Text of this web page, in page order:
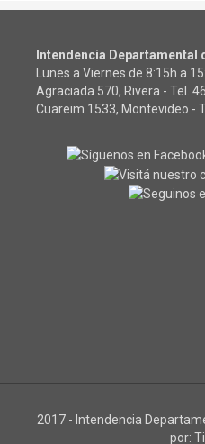
Intendencia Departamental
Lunes a Viernes de 8:15h a
Agraciada 570, Rivera - Tel.
Cuareim 1533, Montevideo -
2017 - Intendencia
por: